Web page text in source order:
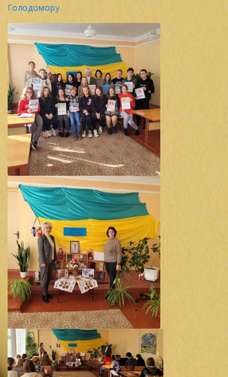
Голодомору